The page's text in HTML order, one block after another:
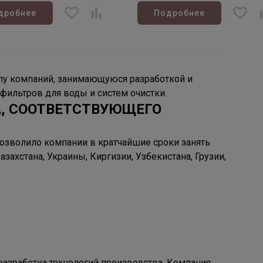
Подробнее
компаний, занимающуюся разработкой и
для воды и систем очистки.
СООТВЕТСТВУЮЩЕГО
компании в кратчайшие сроки занять
Украины, Киргизии, Узбекистана, Грузии,